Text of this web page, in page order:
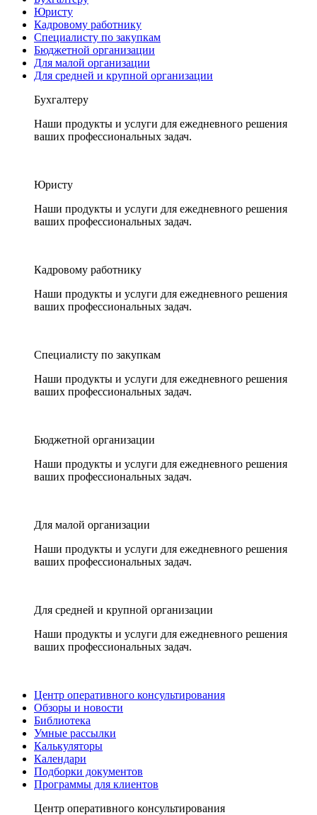
Юристу
Кадровому работнику
Специалисту по закупкам
Бюджетной организации
Для малой организации
Для средней и крупной организации
Бухгалтеру
Наши продукты и услуги для ежедневного решения
ваших профессиональных задач.
Юристу
Наши продукты и услуги для ежедневного решения
ваших профессиональных задач.
Кадровому работнику
Наши продукты и услуги для ежедневного решения
ваших профессиональных задач.
Специалисту по закупкам
Наши продукты и услуги для ежедневного решения
ваших профессиональных задач.
Бюджетной организации
Наши продукты и услуги для ежедневного решения
ваших профессиональных задач.
Для малой организации
Наши продукты и услуги для ежедневного решения
ваших профессиональных задач.
Для средней и крупной организации
Наши продукты и услуги для ежедневного решения
ваших профессиональных задач.
Центр оперативного консультирования
Обзоры и новости
Библиотека
Умные рассылки
Калькуляторы
Календари
Подборки документов
Программы для клиентов
Центр оперативного консультирования